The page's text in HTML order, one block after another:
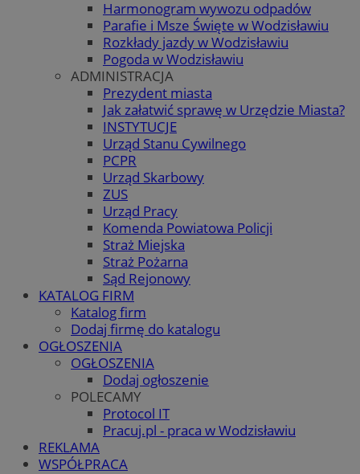
Harmonogram wywozu odpadów
Parafie i Msze Święte w Wodzisławiu
Rozkłady jazdy w Wodzisławiu
Pogoda w Wodzisławiu
ADMINISTRACJA
Prezydent miasta
Jak załatwić sprawę w Urzędzie Miasta?
INSTYTUCJE
Urząd Stanu Cywilnego
PCPR
Urząd Skarbowy
ZUS
Urząd Pracy
Komenda Powiatowa Policji
Straż Miejska
Straż Pożarna
Sąd Rejonowy
KATALOG FIRM
Katalog firm
Dodaj firmę do katalogu
OGŁOSZENIA
OGŁOSZENIA
Dodaj ogłoszenie
POLECAMY
Protocol IT
Pracuj.pl - praca w Wodzisławiu
REKLAMA
WSPÓŁPRACA